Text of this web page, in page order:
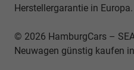
Herstellergarantie in Europa.
© 2026 HamburgCars –
Neuwagen günstig kaufen